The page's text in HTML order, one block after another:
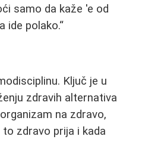
samo da kaže 'e od
ide polako.
Ključ je u
zdravih alternativa
na zdravo,
zdravo prija i kada